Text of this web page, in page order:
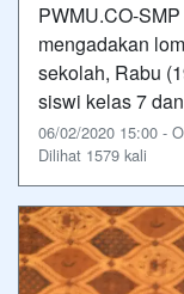
PWMU.CO-
mengadakan
sekolah, Rabu
siswi kelas 7
06/02/2020 15:00 -
Dilihat 1579 kali